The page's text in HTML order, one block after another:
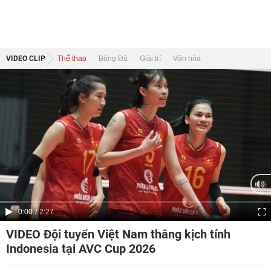
VIDEO CLIP Thể thao Bóng Đá Giải trí Văn hóa
Current
Time
0:00 / Duration
2:27
VIDEO Đội tuyển Việt Nam thắng kịch tính
Indonesia tại AVC Cup 2026